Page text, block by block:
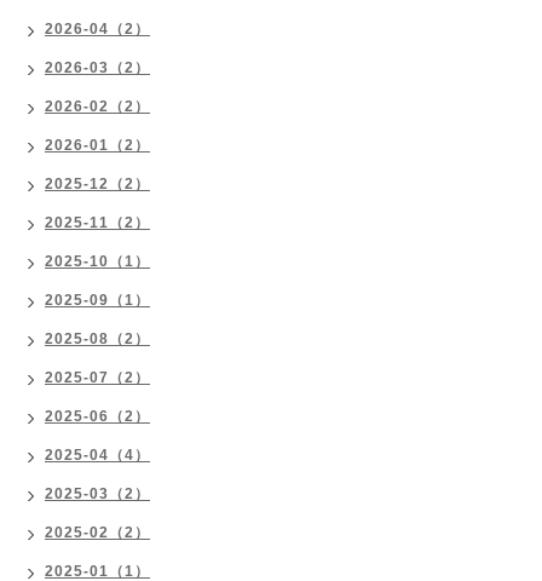
2026-04（2）
2026-03（2）
2026-02（2）
2026-01（2）
2025-12（2）
2025-11（2）
2025-10（1）
2025-09（1）
2025-08（2）
2025-07（2）
2025-06（2）
2025-04（4）
2025-03（2）
2025-02（2）
2025-01（1）